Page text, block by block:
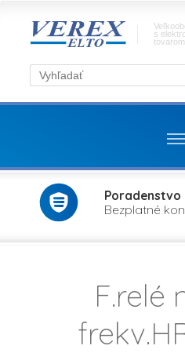
s
tovarom.
Poradenstvo
Bezplatné
F.relé